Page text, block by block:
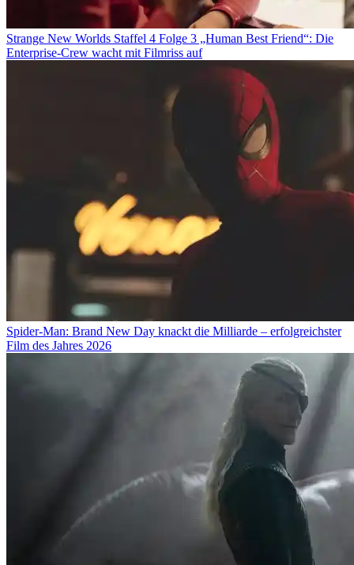
Strange New Worlds Staffel 4 Folge 3 „Human Best Friend“: Die
Enterprise-Crew wacht mit Filmriss auf
Spider-Man: Brand New Day knackt die Milliarde – erfolgreichster
Film des Jahres 2026